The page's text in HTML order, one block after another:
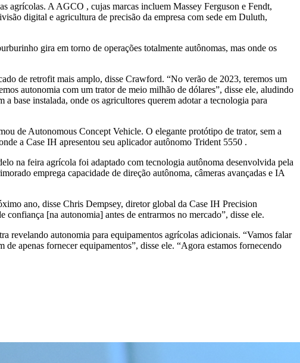
agrícolas. A AGCO , cujas marcas incluem Massey Ferguson e Fendt,
digital e agricultura de precisão da empresa com sede em Duluth,
gira em torno de operações totalmente autônomas, mas onde os
de retrofit mais amplo, disse Crawford. “No verão de 2023, teremos um
autonomia com um trator de meio milhão de dólares”, disse ele, aludindo
base instalada, onde os agricultores querem adotar a tecnologia para
de Autonomous Concept Vehicle. O elegante protótipo de trator, sem a
a Case IH apresentou seu aplicador autônomo Trident 5550 .
na feira agrícola foi adaptado com tecnologia autônoma desenvolvida pela
emprega capacidade de direção autônoma, câmeras avançadas e IA
ano, disse Chris Dempsey, diretor global da Case IH Precision
[na autonomia] antes de entrarmos no mercado”, disse ele.
revelando autonomia para equipamentos agrícolas adicionais. “Vamos falar
apenas fornecer equipamentos”, disse ele. “Agora estamos fornecendo